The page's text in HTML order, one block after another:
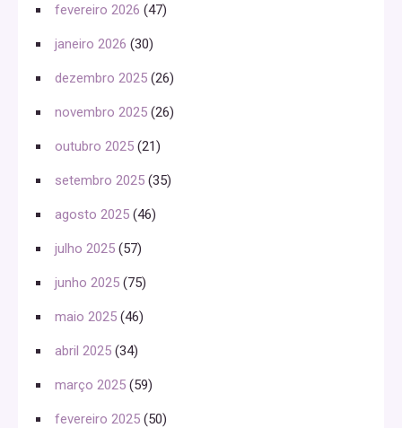
fevereiro 2026 (47)
janeiro 2026 (30)
dezembro 2025 (26)
novembro 2025 (26)
outubro 2025 (21)
setembro 2025 (35)
agosto 2025 (46)
julho 2025 (57)
junho 2025 (75)
maio 2025 (46)
abril 2025 (34)
março 2025 (59)
fevereiro 2025 (50)